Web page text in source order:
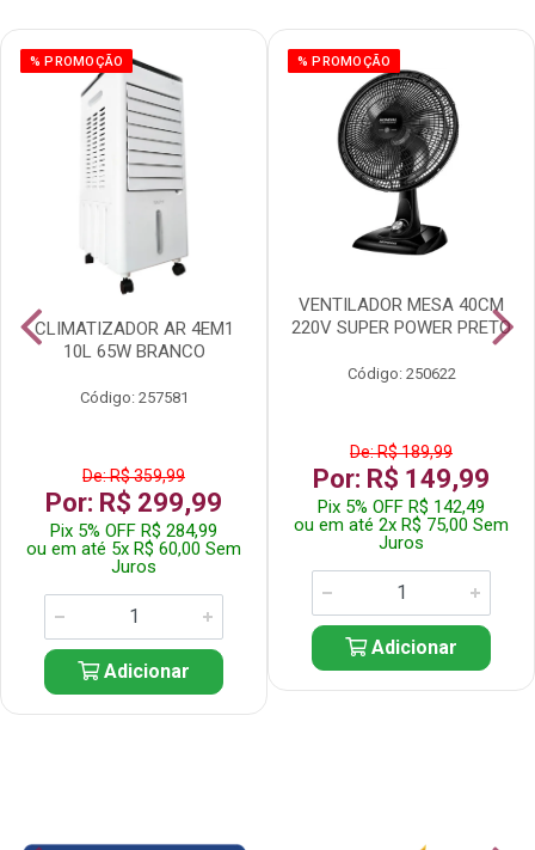
% PROMOÇÃO
CLIMATIZADOR AR 4EM1
10L 65W BRANCO
Código: 257581
De: R$ 359,99
Por: R$ 299,99
Pix 5% OFF R$ 284,99
ou em até 5x R$ 60,00 Sem
Juros
Adicionar
% PROMOÇÃO
VENTILADOR MESA 40CM
220V SUPER POWER PRETO
Código: 250622
De: R$ 189,99
Por: R$ 149,99
Pix 5% OFF R$ 142,49
ou em até 2x R$ 75,00 Sem
Juros
Adicionar